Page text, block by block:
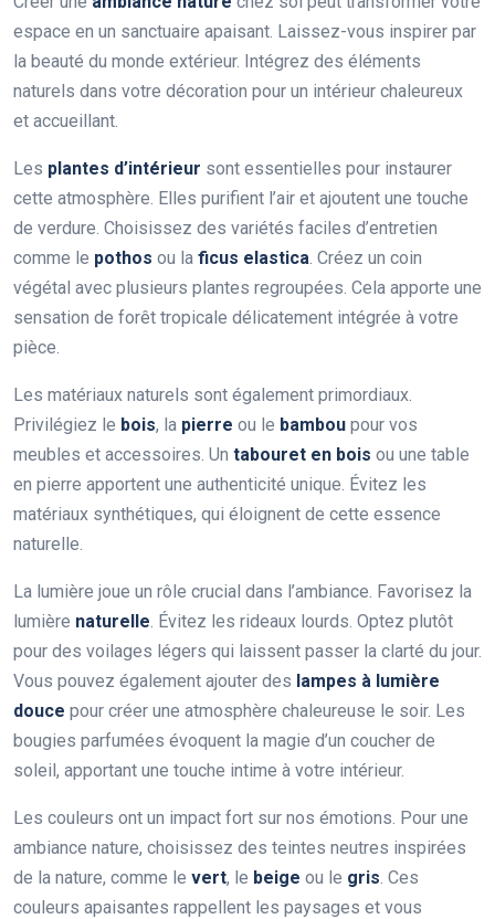
espace en un sanctuaire apaisant. Laissez-vous inspirer par
la beauté du monde extérieur. Intégrez des éléments
naturels dans votre décoration pour un intérieur chaleureux
et accueillant.
Les plantes d’intérieur sont essentielles pour instaurer
cette atmosphère. Elles purifient l’air et ajoutent une touche
de verdure. Choisissez des variétés faciles d’entretien
comme le pothos ou la ficus elastica . Créez un coin
végétal avec plusieurs plantes regroupées. Cela apporte une
sensation de forêt tropicale délicatement intégrée à votre
pièce.
Les matériaux naturels sont également primordiaux.
Privilégiez le bois, la pierre ou le bambou pour vos
meubles et accessoires. Un tabouret en bois ou une table
en pierre apportent une authenticité unique. Évitez les
matériaux synthétiques, qui éloignent de cette essence
naturelle.
La lumière joue un rôle crucial dans l’ambiance. Favorisez la
lumière naturelle . Évitez les rideaux lourds. Optez plutôt
pour des voilages légers qui laissent passer la clarté du jour.
Vous pouvez également ajouter des lampes à lumière
douce pour créer une atmosphère chaleureuse le soir. Les
bougies parfumées évoquent la magie d’un coucher de
soleil, apportant une touche intime à votre intérieur.
Les couleurs ont un impact fort sur nos émotions. Pour une
ambiance nature, choisissez des teintes neutres inspirées
de la nature, comme le vert, le beige ou le gris . Ces
couleurs apaisantes rappellent les paysages et vous